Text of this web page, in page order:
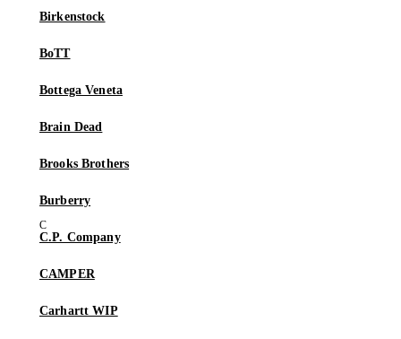
Birkenstock
BoTT
Bottega Veneta
Brain Dead
Brooks Brothers
Burberry
C.P. Company
CAMPER
Carhartt WIP